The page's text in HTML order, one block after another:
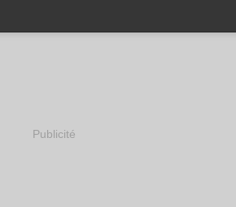
Publicité